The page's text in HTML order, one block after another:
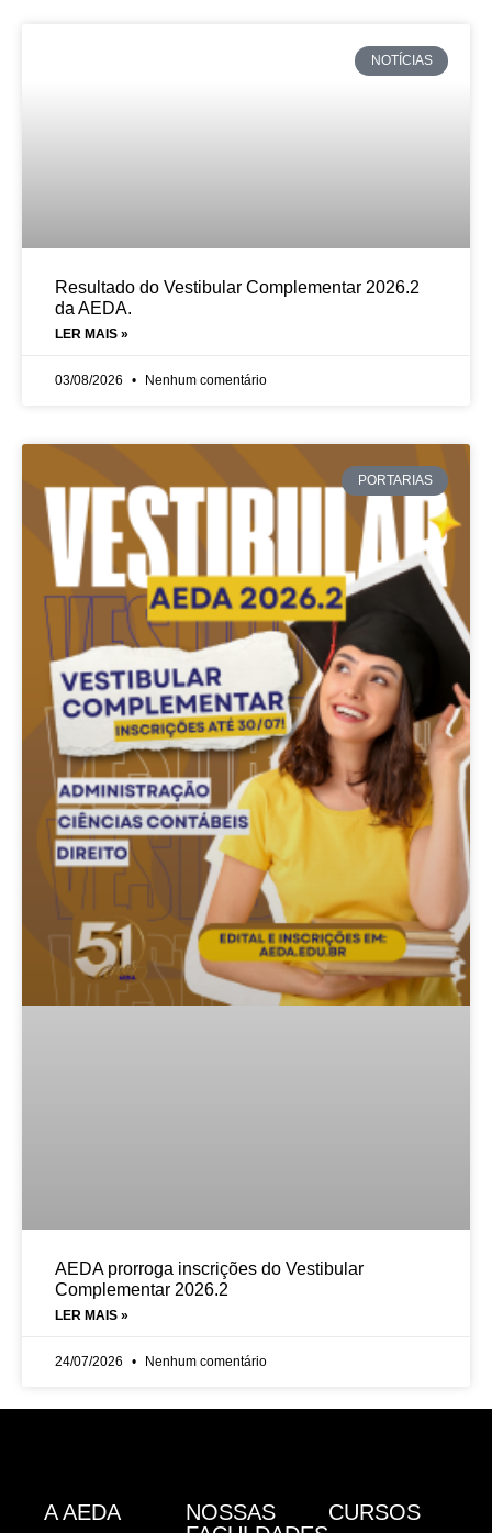
NOTÍCIAS
Resultado do Vestibular Complementar 2026.2
da AEDA.
LER MAIS »
03/08/2026 Nenhum comentário
PORTARIAS
AEDA prorroga inscrições do Vestibular
Complementar 2026.2
LER MAIS »
24/07/2026 Nenhum comentário
A AEDA
NOSSAS
CURSOS